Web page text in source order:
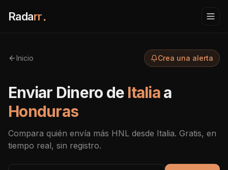
Radarr.
Inicio Crea una alerta
Enviar Dinero de Italiaa
Honduras
Compara quién envía más HNL desde Italia. Gratis, en
tiempo real, sin registro.